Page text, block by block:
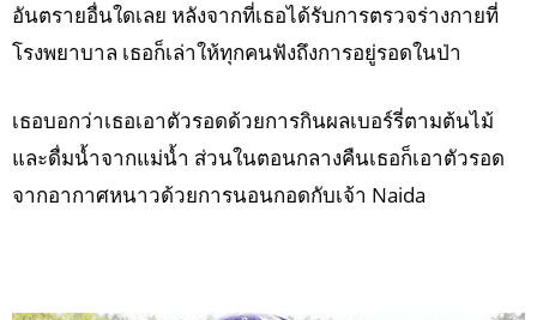
อันตรายอื่นใดเลย หลังจากที่เธอได้รับการตรวจร่างกายที่
โรงพยาบาล เธอก็เล่าให้ทุกคนฟังถึงการอยู่รอดในป่า
เธอบอกว่าเธอเอาตัวรอดด้วยการกินผลเบอร์รี่ตามต้นไม้
และดื่มน้ำจากแม่น้ำ ส่วนในตอนกลางคืนเธอก็เอาตัวรอด
จากอากาศหนาวด้วยการนอนกอดกับเจ้า Naida